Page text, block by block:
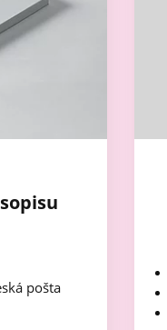
pošta